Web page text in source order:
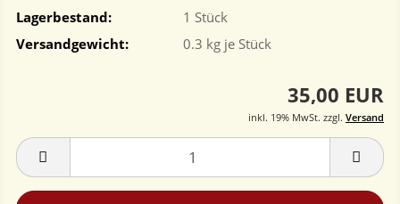
Lagerbestand: 1 Stück
Versandgewicht:
0.3 kg je Stück
35,00 EUR
inkl. 19% MwSt. zzgl. Versand